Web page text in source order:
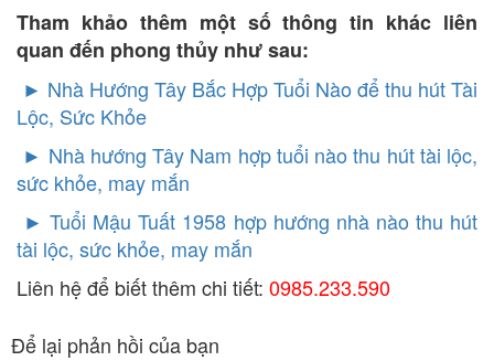
Tham khảo thêm một số thông tin khác liên
quan đến phong thủy như sau:
► Nhà Hướng Tây Bắc Hợp Tuổi Nào để thu hút Tài
Lộc, Sức Khỏe
► Nhà hướng Tây Nam hợp tuổi nào thu hút tài lộc,
sức khỏe, may mắn
► Tuổi Mậu Tuất 1958 hợp hướng nhà nào thu hút
tài lộc, sức khỏe, may mắn
Liên hệ để biết thêm chi tiết: 0985.233.590
Để lại phản hồi của bạn